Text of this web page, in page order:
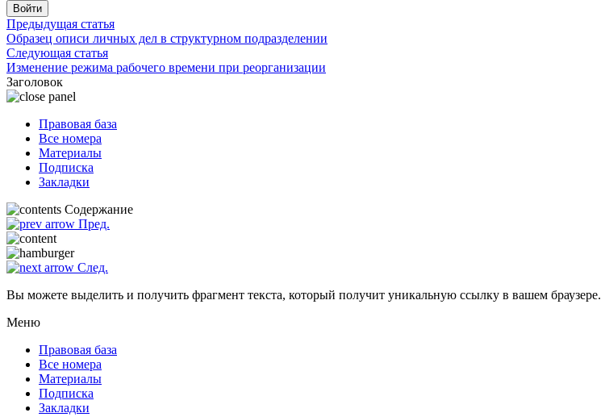
Войти
Предыдущая статья
Образец описи личных дел в структурном подразделении
Следующая статья
Изменение режима рабочего времени при реорганизации
Заголовок
Правовая база
Все номера
Материалы
Подписка
Закладки
Содержание
Пред.
След.
Вы можете выделить и получить фрагмент текста, который получит уникальную ссылку в вашем браузере.
Меню
Правовая база
Все номера
Материалы
Подписка
Закладки